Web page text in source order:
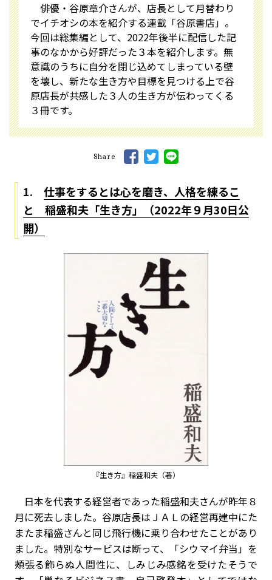
俳優・谷原章介さんが、店長として月替わり
でイチオシの本を紹介する連載「谷原書店」。
今回は総集編として、2022年後半に配信した記
事のなかから好評だった３本を紹介します。無
意識のうちに自分を閉じ込めてしまっている壁
を壊し、新たな生き方や目標を見つける上で谷
原店長が共感した３人の生き方が伝わってくる
３冊です。
Share
1. 仕事をするとは心を磨き、人格を練るこ
と 稲盛和夫「生き方」（2022年９月30日公
開）
『生き方』稲盛和夫（著）
日本を代表する経営者であった稲盛和夫さんが昨年８
月に死去しました。谷原店長はＪＡＬの経営再建中にた
またま稲盛さんと同じ飛行機に乗り合わせたことがあり
ました。特別なサービスは断って、「シウマイ弁当」を
頰張る飾らぬ人間性に、しみじみ感銘を受けたそうで